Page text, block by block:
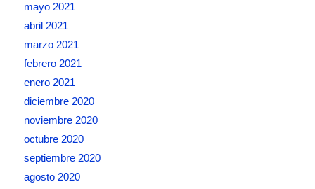
mayo 2021
abril 2021
marzo 2021
febrero 2021
enero 2021
diciembre 2020
noviembre 2020
octubre 2020
septiembre 2020
agosto 2020